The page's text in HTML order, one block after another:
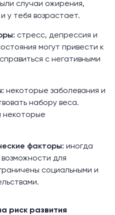
случаи ожирения,
у тебя возрастает.
стресс, депрессия и
могут привести к
с негативными
некоторые заболевания и
набору веса.
некоторые
факторы: иногда
для
социальными и
риск развития